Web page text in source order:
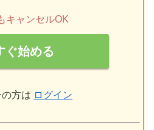
キャンセルOK
ぐ始める
の方は ログイン